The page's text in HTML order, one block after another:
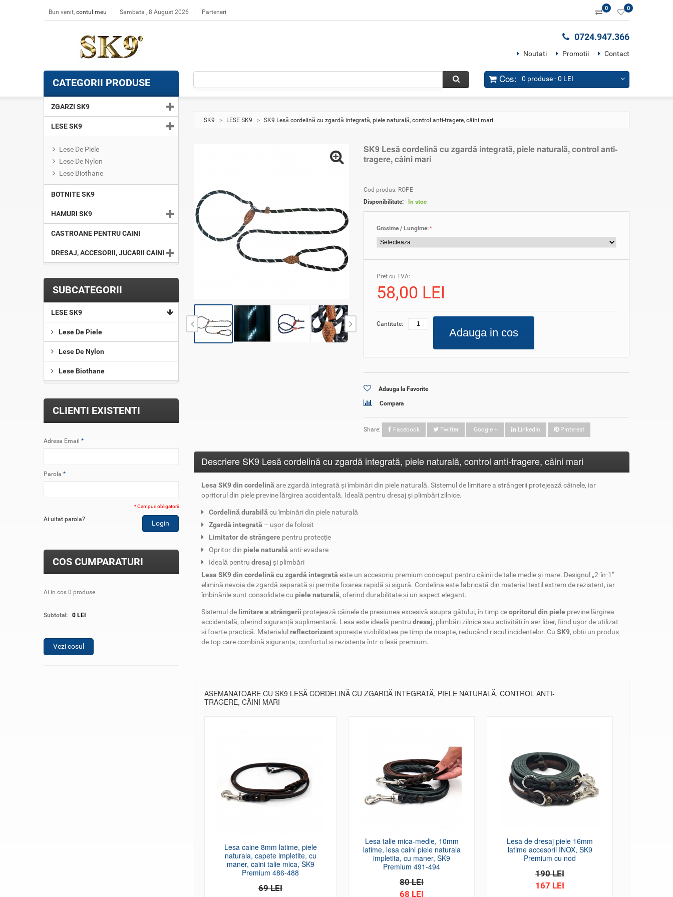
0
0
Bun venit, contul meu Sambata , 8 August 2026 Parteneri
0724.947.366
Noutati Promotii Contact
Cos: 0 produse -0 LEI
SK9 > LESE SK9 > SK9 Lesă cordelină cu zgardă integrată, piele naturală, control anti-tragere, câini mari
SK9 Lesă cordelină cu zgardă integrată, piele naturală, control anti-
tragere, câini mari
Cod produs: ROPE-
Disponibilitate:
In stoc
*
Grosime / Lungime:
Pret cu TVA:
58,00 LEI
Cantitate:
Adauga in cos
Adauga la Favorite
Compara
Share: Facebook Twitter Google + LinkedIn Pinterest
Descriere SK9 Lesă cordelină cu zgardă integrată, piele naturală, control anti-tragere, câini mari
Lesa SK9 din cordelină are zgardă integrată și îmbinări din piele naturală. Sistemul de limitare a strângerii protejează câinele, iar
opritorul din piele previne lărgirea accidentală. Ideală pentru dresaj și plimbări zilnice.
Cordelină durabilăcu îmbinări din piele naturală
Zgardă integrată – ușor de folosit
Limitator de strângere pentru protecție
Opritor din piele naturală anti-evadare
Ideală pentru dresaj și plimbări
Lesa SK9 din cordelină cu zgardă integratăeste un accesoriu premium conceput pentru câinii de talie medie și mare. Designul „2-în-1”
elimină nevoia de zgardă separată și permite fixarea rapidă și sigură. Cordelina este fabricată din material textil extrem de rezistent, iar
îmbinările sunt consolidate cu piele naturală, oferind durabilitate și un aspect elegant.
Sistemul de limitare a strângerii protejează câinele de presiunea excesivă asupra gâtului, în timp ceopritorul din piele previne lărgirea
accidentală, oferind siguranță suplimentară. Lesa este ideală pentru dresaj, plimbări zilnice sau activități în aer liber, fiind ușor de utilizat
și foarte practică. Materialul reflectorizant sporește vizibilitatea pe timp de noapte, reducând riscul incidentelor. Cu SK9, obții un produs
de top care combină siguranța, confortul și rezistența într-o lesă premium.
ASEMANATOARE CU SK9 LESĂ CORDELINĂ CU ZGARDĂ INTEGRATĂ, PIELE NATURALĂ, CONTROL ANTI-
TRAGERE, CÂINI MARI
Lesa caine 8mm latime, piele
naturala, capete impletite, cu
maner, caini talie mica, SK9
Premium 486-488
69 LEI
Lesa talie mica-medie, 10mm
latime, lesa caini piele naturala
impletita, cu maner, SK9
Premium 491-494
80 LEI
68 LEI
Lesa de dresaj piele 16mm
latime accesorii INOX, SK9
Premium cu nod
190 LEI
167 LEI
CATEGORII PRODUSE
ZGARZI SK9
LESE SK9
Lese De Piele
Lese De Nylon
Lese Biothane
BOTNITE SK9
HAMURI SK9
CASTROANE PENTRU CAINI
DRESAJ, ACCESORII, JUCARII CAINI
SUBCATEGORII
LESE SK9
Lese De Piele
Lese De Nylon
Lese Biothane
CLIENTI EXISTENTI
*
Adresa Email
*
Parola
* Campuri obligatorii
Ai uitat parola? Login
COS CUMPARATURI
Ai in cos 0 produse.
Subtotal: 0 LEI
Vezi cosul